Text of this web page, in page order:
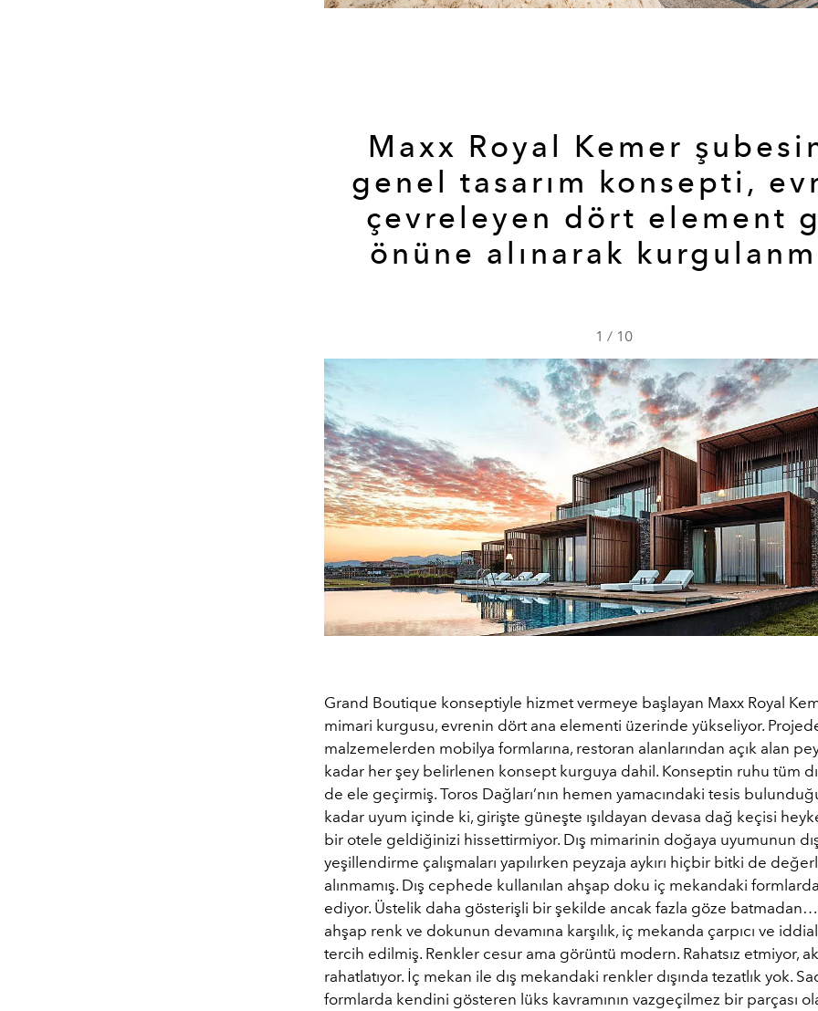
Maxx Royal Kemer
genel tasarım konsepti,
çevreleyen dört element
önüne alınarak
1 / 10
Grand Boutique konseptiyle hizmet vermeye başlayan Maxx Royal
mimari kurgusu, evrenin dört ana elementi üzerinde yükseliyor.
malzemelerden mobilya formlarına, restoran alanlarından açık alan
kadar her şey belirlenen konsept kurguya dahil. Konseptin ruhu tüm
de ele geçirmiş. Toros Dağları’nın hemen yamacındaki tesis
kadar uyum içinde ki, girişte güneşte ışıldayan devasa dağ keçisi
bir otele geldiğinizi hissettirmiyor. Dış mimarinin doğaya uyumunun
yeşillendirme çalışmaları yapılırken peyzaja aykırı hiçbir bitki de
alınmamış. Dış cephede kullanılan ahşap doku iç mekandaki
ediyor. Üstelik daha gösterişli bir şekilde ancak fazla göze batmadan…
ahşap renk ve dokunun devamına karşılık, iç mekanda çarpıcı ve
tercih edilmiş. Renkler cesur ama görüntü modern. Rahatsız etmiyor,
rahatlatıyor. İç mekan ile dış mekandaki renkler dışında tezatlık yok.
formlarda kendini gösteren lüks kavramının vazgeçilmez bir parçası